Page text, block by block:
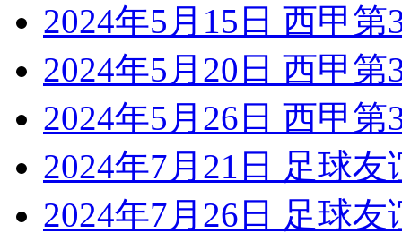
2024年5月15日 西甲
2024年5月20日 西甲
2024年5月26日 西甲
2024年7月21日 足球
2024年7月26日 足球